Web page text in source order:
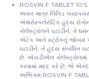
ROSVIN F TABLET
અસર માત્ર લિપિડ
એથરોસ્ક્લેરોટિક હૃદય
કોલેસ્ટ્રોલને ઘટાડીને, તે
એટેક અને સ્ટ્રોકનું જોખમ
ઘટાડીને, તે હૃદય સંબંધિત
છે. એચડીએલ કોલેસ્ટ્રોલમાં
કરવામાં મદદ કરે છે, જે
અભિગમ ROSVIN F